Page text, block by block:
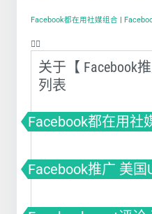
Facebook都在用社媒组合 |
❤️‍🔥
关于【 Facebook
列表
Facebook都在用社
Facebook推广 美国